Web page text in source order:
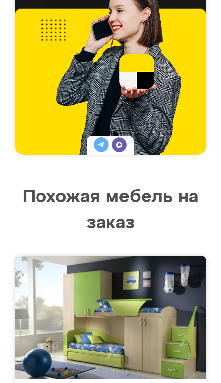
Похожая мебель на
заказ